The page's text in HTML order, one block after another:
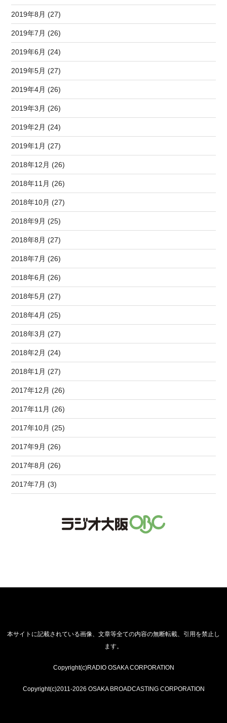
2019年8月 (27)
2019年7月 (26)
2019年6月 (24)
2019年5月 (27)
2019年4月 (26)
2019年3月 (26)
2019年2月 (24)
2019年1月 (27)
2018年12月 (26)
2018年11月 (26)
2018年10月 (27)
2018年9月 (25)
2018年8月 (27)
2018年7月 (26)
2018年6月 (26)
2018年5月 (27)
2018年4月 (25)
2018年3月 (27)
2018年2月 (24)
2018年1月 (27)
2017年12月 (26)
2017年11月 (26)
2017年10月 (25)
2017年9月 (26)
2017年8月 (26)
2017年7月 (3)
本サイトに記載されている画像、文章等全ての内容の無断転載、引用を禁止し
ます。
Copyright(c)RADIO OSAKA CORPORATION
Copyright(c)2011-2026 OSAKA BROADCASTING CORPORATION